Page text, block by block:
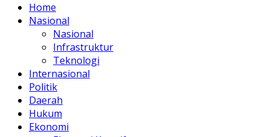
Home
Nasional
Nasional
Infrastruktur
Teknologi
Internasional
Politik
Daerah
Hukum
Ekonomi